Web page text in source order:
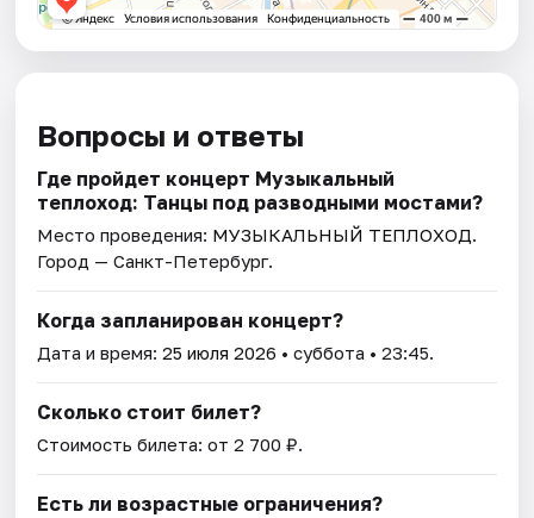
Вопросы и ответы
Где пройдет концерт Музыкальный
теплоход: Танцы под разводными мостами?
Место проведения: МУЗЫКАЛЬНЫЙ ТЕПЛОХОД.
Город — Санкт-Петербург.
Когда запланирован концерт?
Дата и время:25 июля 2026 • суббота • 23:45.
Сколько стоит билет?
Стоимость билета: от 2 700 ₽.
Есть ли возрастные ограничения?